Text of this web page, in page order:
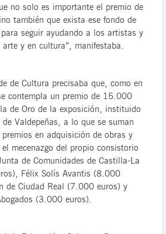
no solo es importante el premio de
también que exista ese fondo de
seguir ayudando a los artistas y
y en cultura”, manifestaba.
de Cultura precisaba que, como en
contempla un premio de 15.000
de Oro de la exposición, instituido
Valdepeñas, a lo que se suman
en adquisición de obras y
mecenazgo del propio consistorio
de Comunidades de Castilla-La
Félix Solís Avantis (8.000
de Ciudad Real (7.000 euros) y
(3.000 euros).